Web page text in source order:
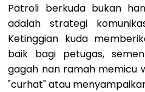
Patroli berkuda bukan
adalah strategi
Ketinggian kuda
baik bagi petugas,
gagah nan ramah memicu
"curhat" atau